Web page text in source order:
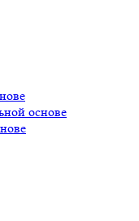
основе